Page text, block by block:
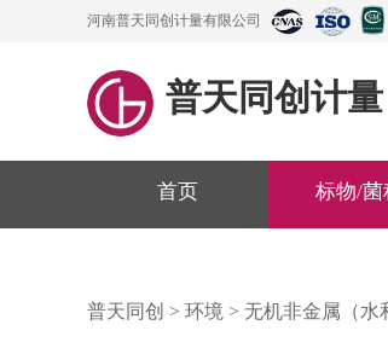
河南普天同创计量有限公司
普天同创计量
首页 标物/菌
普天同创 > 环境 > 无机非金属（水